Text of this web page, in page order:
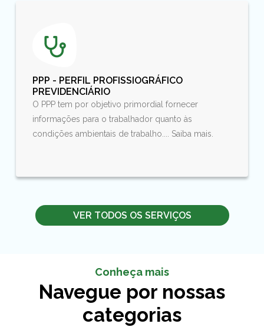
PPP - PERFIL PROFISSIOGRÁFICO
PREVIDENCIÁRIO
O PPP tem por objetivo primordial fornecer
informações para o trabalhador quanto às
condições ambientais de trabalho.... Saiba mais.
VER TODOS OS SERVIÇOS
Conheça mais
Navegue por nossas
categorias